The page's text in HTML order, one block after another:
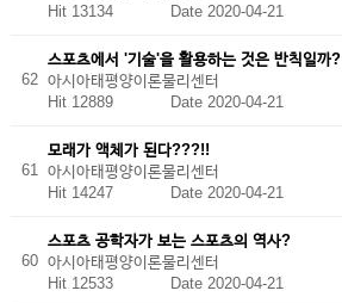
Hit 13134 Date 2020-04-21
62
스포츠에서 '기술'을 활용하는 것은 반칙일까?
아시아태평양이론물리센터
Hit 12889 Date 2020-04-21
61
모래가 액체가 된다???!!
아시아태평양이론물리센터
Hit 14247 Date 2020-04-21
60
스포츠 공학자가 보는 스포츠의 역사?
아시아태평양이론물리센터
Hit 12533 Date 2020-04-21